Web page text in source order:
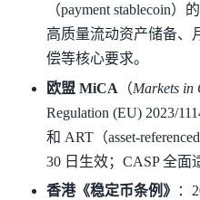
（payment stablecoin
高质量流动资产储备、
偿等核心要求。
欧盟 MiCA （Markets in
Regulation (EU) 2023/
和 ART（asset-
30 日生效；CASP 全面
香港《稳定币条例》
：